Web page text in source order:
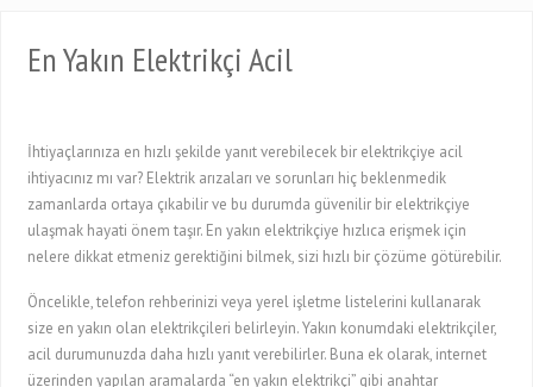
En Yakın Elektrikçi Acil
İhtiyaçlarınıza en hızlı şekilde yanıt verebilecek bir elektrikçiye acil
ihtiyacınız mı var? Elektrik arızaları ve sorunları hiç beklenmedik
zamanlarda ortaya çıkabilir ve bu durumda güvenilir bir elektrikçiye
ulaşmak hayati önem taşır. En yakın elektrikçiye hızlıca erişmek için
nelere dikkat etmeniz gerektiğini bilmek, sizi hızlı bir çözüme götürebilir.
Öncelikle, telefon rehberinizi veya yerel işletme listelerini kullanarak
size en yakın olan elektrikçileri belirleyin. Yakın konumdaki elektrikçiler,
acil durumunuzda daha hızlı yanıt verebilirler. Buna ek olarak, internet
üzerinden yapılan aramalarda “en yakın elektrikçi” gibi anahtar